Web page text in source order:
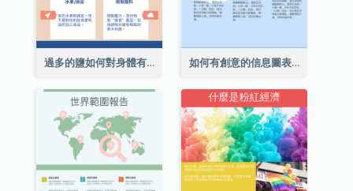
過多的鹽如何對身體有害信息圖表 如何有創意的信息圖表